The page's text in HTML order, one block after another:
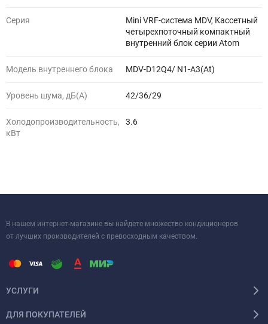
Серия
Mini VRF-система MDV, Кассетный
четырехпоточный компактный
внутренний блок серии Atom
Модель внутреннего блока MDV-D12Q4/ N1-A3(At)
Уровень шума, дБ(A) 42/36/29
Холодопроизводительность,
кВт
3.6
В нашем интернет-магазине вы найдете множество кондиционеров
от лучших производителей с превосходным качеством.
УСЛУГИ
ДЛЯ ПОКУПАТЕЛЕЙ